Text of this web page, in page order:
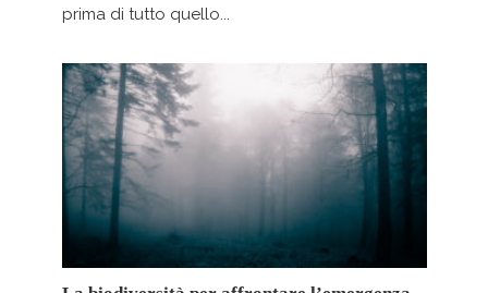
prima di tutto quello...